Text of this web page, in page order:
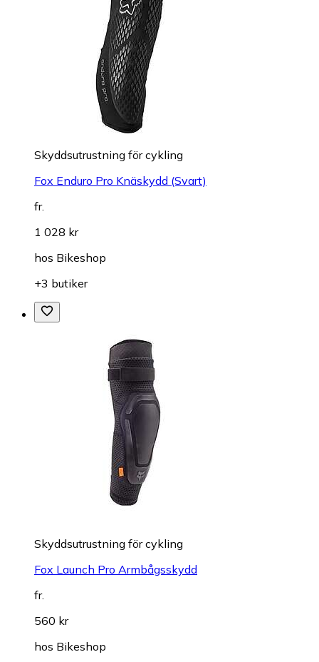
Skyddsutrustning för cykling
Fox Enduro Pro Knäskydd (Svart)
fr.
1 028 kr
hos Bikeshop
+3 butiker
Skyddsutrustning för cykling
Fox Launch Pro Armbågsskydd
fr.
560 kr
hos Bikeshop